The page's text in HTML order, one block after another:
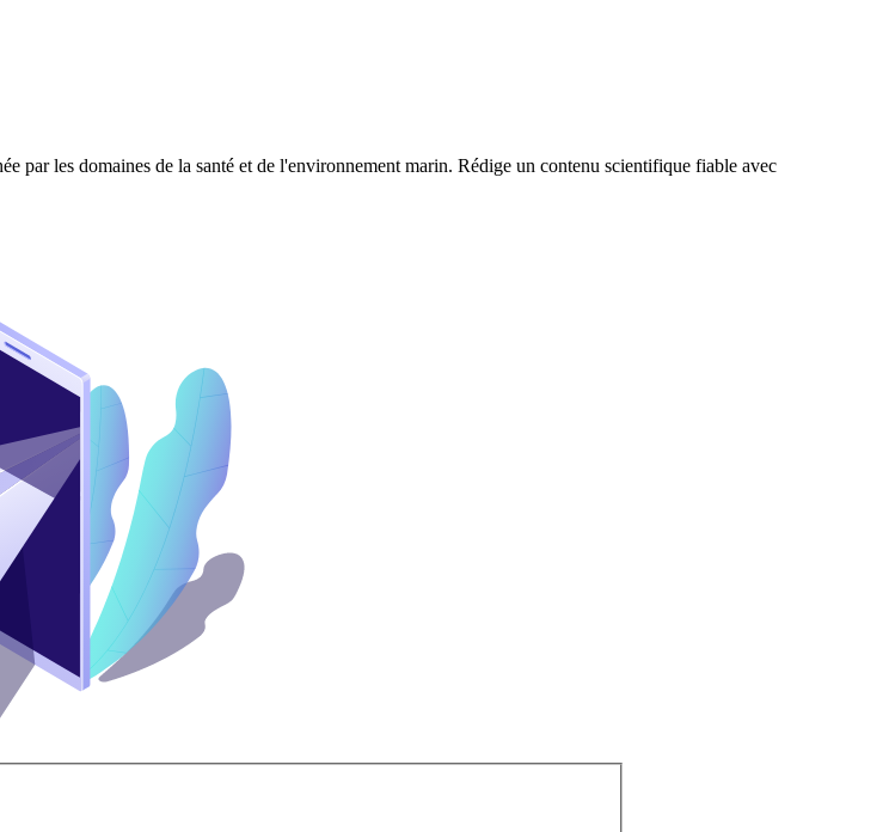
par les domaines de la santé et de l'environnement marin. Rédige un contenu scientifique fiable avec